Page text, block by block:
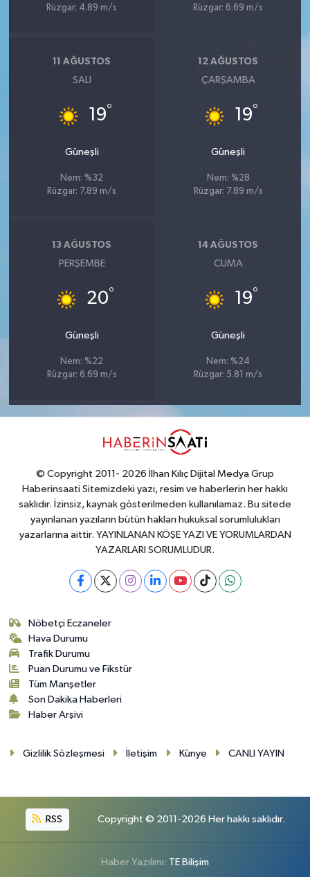
Rüzgar: 4.89 m/s
Rüzgar: 6.69 m/s
11 AĞUSTOS
SALI
19°
Güneşli
Nem: %32
Rüzgar: 7.89 m/s
12 AĞUSTOS
ÇARŞAMBA
19°
Güneşli
Nem: %28
Rüzgar: 7.89 m/s
13 AĞUSTOS
PERŞEMBE
20°
Güneşli
Nem: %22
Rüzgar: 6.69 m/s
14 AĞUSTOS
CUMA
19°
Güneşli
Nem: %24
Rüzgar: 5.81 m/s
© Copyright 2011- 2026 İlhan Kılıç Dijital Medya Grup
Haberinsaati Sitemizdeki yazı, resim ve haberlerin her hakkı
saklıdır. İzinsiz, kaynak gösterilmeden kullanılamaz. Bu sitede
yayınlanan yazıların bütün hakları hukuksal sorumlulukları
yazarlarına aittir. YAYINLANAN KÖŞE YAZI VE YORUMLARDAN
YAZARLARI SORUMLUDUR.
Nöbetçi Eczaneler
Hava Durumu
Trafik Durumu
Puan Durumu ve Fikstür
Tüm Manşetler
Son Dakika Haberleri
Haber Arşivi
Gizlilik Sözleşmesi İletişim Künye CANLI YAYIN
RSS Copyright © 2011-2026 Her hakkı saklıdır.
Haber Yazılımı: TE Bilişim